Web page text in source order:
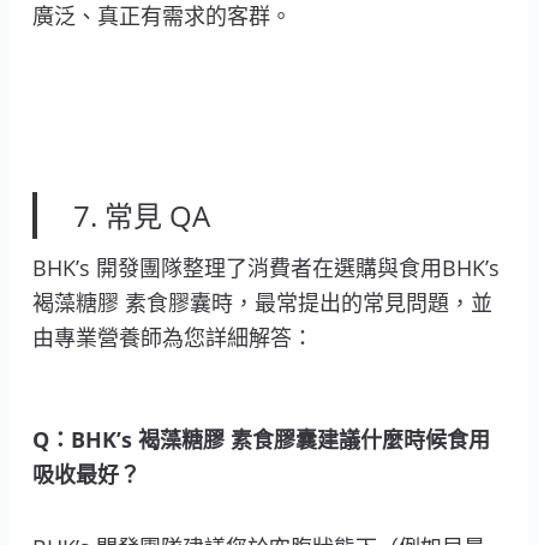
廣泛、真正有需求的客群。
7. 常見 QA
BHK’s 開發團隊整理了消費者在選購與食用BHK’s
褐藻糖膠 素食膠囊時，最常提出的常見問題，並
由專業營養師為您詳細解答：
Q：BHK’s 褐藻糖膠 素食膠囊建議什麼時候食用
吸收最好？